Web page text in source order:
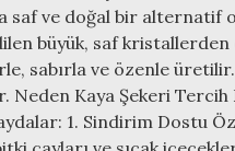
ve doğal bir alternatif
büyük, saf
sabırla ve özenle
Neden Kaya Şekeri
1. Sindirim Dostu